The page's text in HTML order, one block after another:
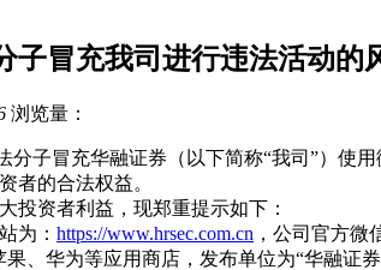
子冒充我司进行违法活动的
浏览量：
分子冒充华融证券（以下简称“我司”）使
者的合法权益。
投资者利益，现郑重提示如下：
为： https://www.hrsec.com.cn ，公司官方微
果、华为等应用商店，发布单位为“华融证